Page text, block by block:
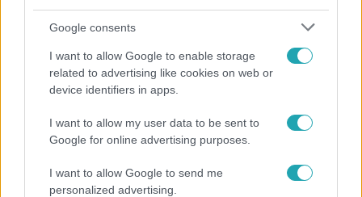
Google consents
I want to allow Google to enable storage
related to advertising like cookies on web or
device identifiers in apps.
I want to allow my user data to be sent to
Google for online advertising purposes.
I want to allow Google to send me
personalized advertising.
5 Arany Gyűrű
2025. március 26. 19:00
megizzasztja